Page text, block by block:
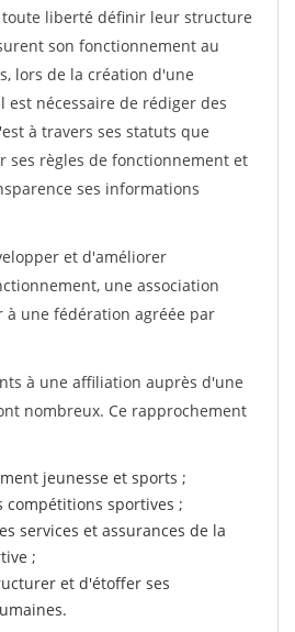
liberté définir leur structure
son fonctionnement au
lors de la création d'une
est nécessaire de rédiger des
à travers ses statuts que
ses règles de fonctionnement et
ses informations
et d'améliorer
une association
une fédération agréée par
à une affiliation auprès d'une
nombreux. Ce rapprochement
jeunesse et sports ;
compétitions sportives ;
services et assurances de la
;
et d'étoffer ses